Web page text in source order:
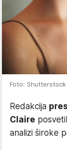
Foto: Shutterstock
Redakcija
Claire
analizi široke